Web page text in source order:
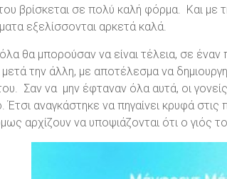
βρίσκεται σε πολύ καλή φόρμα. Και με
εξελίσσονται αρκετά καλά.
θα μπορούσαν να είναι τέλεια, σε
μετά την άλλη, με αποτέλεσμα να
Σαν να μην έφταναν όλα αυτά, οι
αναγκάστηκε να πηγαίνει κρυφά
αρχίζουν να υποψιάζονται ότι ο γιός